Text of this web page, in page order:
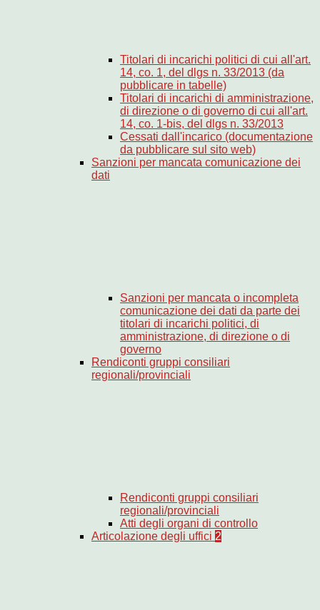
Titolari di incarichi politici di cui all'art.
14, co. 1, del dlgs n. 33/2013 (da
pubblicare in tabelle)
Titolari di incarichi di amministrazione,
di direzione o di governo di cui all'art.
14, co. 1-bis, del dlgs n. 33/2013
Cessati dall'incarico (documentazione
da pubblicare sul sito web)
Sanzioni per mancata comunicazione dei
dati
Sanzioni per mancata o incompleta
comunicazione dei dati da parte dei
titolari di incarichi politici, di
amministrazione, di direzione o di
governo
Rendiconti gruppi consiliari
regionali/provinciali
Rendiconti gruppi consiliari
regionali/provinciali
Atti degli organi di controllo
Articolazione degli uffici 2